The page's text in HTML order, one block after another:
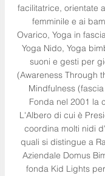
facilitatrice, orientate
femminile e ai
Ovarico, Yoga in
Yoga Nido, Yoga
suoni e gesti per
(Awareness Through
Mindfulness
Fonda nel 2001 la
L'Albero di cui è
coordina molti nidi
quali si distingue a
Aziendale Domus
fonda Kid Lights